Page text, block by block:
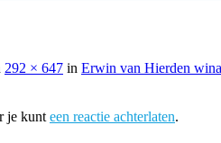
292 × 647 in Erwin van Hierden
je kunt een reactie achterlaten.